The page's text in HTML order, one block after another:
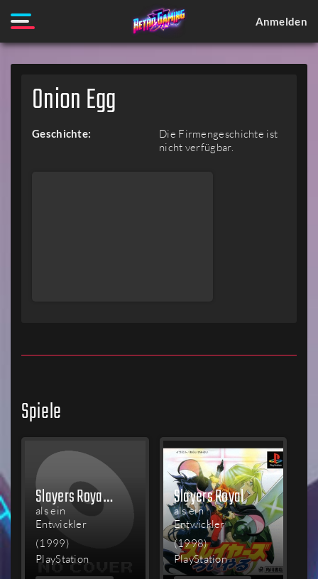
Anmelden
Onion Egg
Geschichte:
Die Firmengeschichte ist
nicht verfügbar.
Spiele
Slayers Royal 2
als ein
Entwickler
(1999)
PlayStation
Slayers Royal
als ein
Entwickler
(1998)
PlayStation